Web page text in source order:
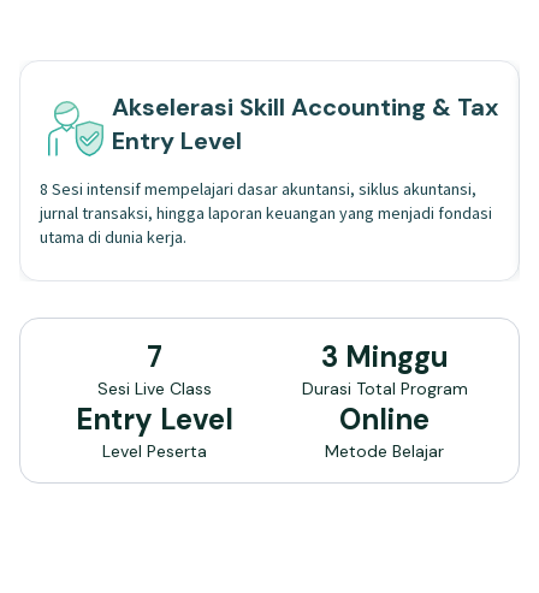
Akselerasi Skill Accounting & Tax
Entry Level
8 Sesi intensif mempelajari dasar akuntansi, siklus akuntansi,
jurnal transaksi, hingga laporan keuangan yang menjadi fondasi
utama di dunia kerja.
7
Sesi Live Class
3 Minggu
Durasi Total Program
Entry Level
Level Peserta
Online
Metode Belajar